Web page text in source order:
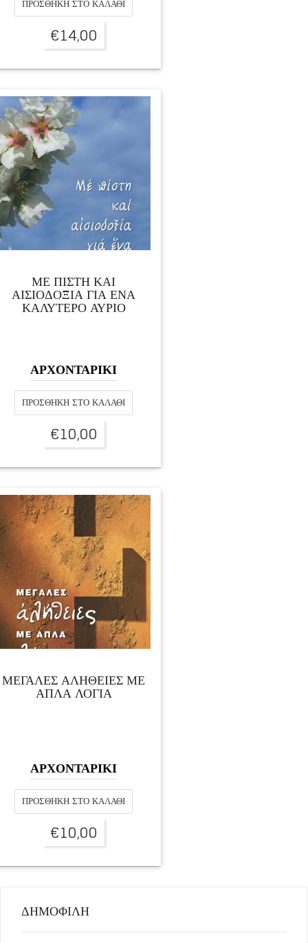
ΠΡΟΣΘΉΚΗ ΣΤΟ ΚΑΛΆΘΙ
€14,00
ΜΕ ΠΙΣΤΗ ΚΑΙ
ΑΙΣΙΟΔΟΞΙΑ ΓΙΑ ΕΝΑ
ΚΑΛΥΤΕΡΟ ΑΥΡΙΟ
ΑΡΧΟΝΤΑΡΙΚΙ
ΠΡΟΣΘΉΚΗ ΣΤΟ ΚΑΛΆΘΙ
€10,00
ΜΕΓΑΛΕΣ ΑΛΗΘΕΙΕΣ ΜΕ
ΑΠΛΑ ΛΟΓΙΑ
ΑΡΧΟΝΤΑΡΙΚΙ
ΠΡΟΣΘΉΚΗ ΣΤΟ ΚΑΛΆΘΙ
€10,00
ΔΗΜΟΦΙΛΗ